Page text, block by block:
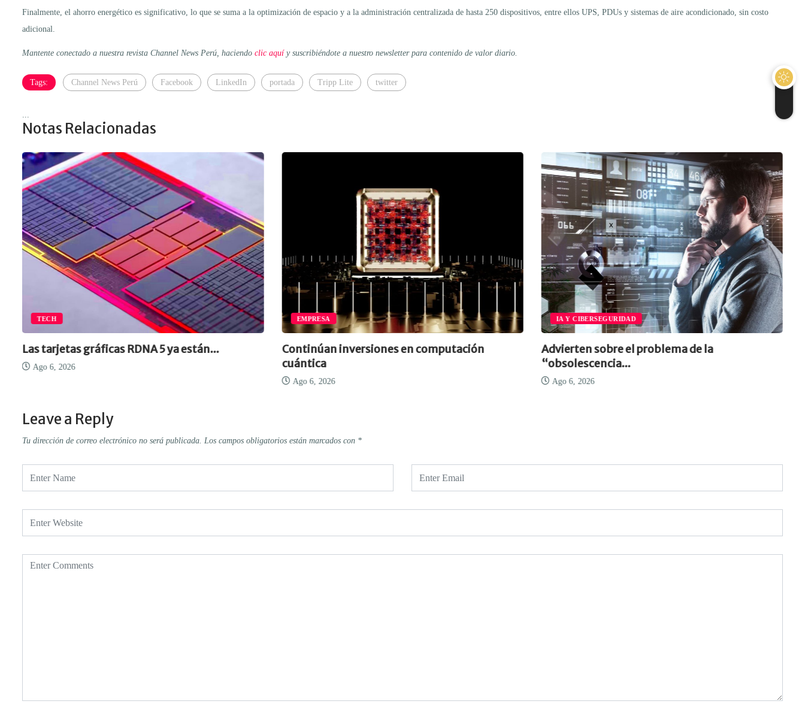
Finalmente, el ahorro energético es significativo, lo que se suma a la optimización de espacio y a la administración centralizada de hasta 250 dispositivos, entre ellos UPS, PDUs y sistemas de aire acondicionado, sin costo
adicional.
Mantente conectado a nuestra revista Channel News Perú, haciendo clic aquíy suscribiéndote a nuestro newsletter para contenido de valor diario.
Tags: Channel News Perú Facebook LinkedIn portada Tripp Lite twitter
Notas Relacionadas
TECH
Las tarjetas gráficas RDNA 5 ya están...
Ago 6, 2026
EMPRESA
Continúan inversiones en computación
cuántica
Ago 6, 2026
IA Y CIBERSEGURIDAD
Advierten sobre el problema de la
“obsolescencia...
Ago 6, 2026
Leave a Reply
Tu dirección de correo electrónico no será publicada. Los campos obligatorios están marcados con *